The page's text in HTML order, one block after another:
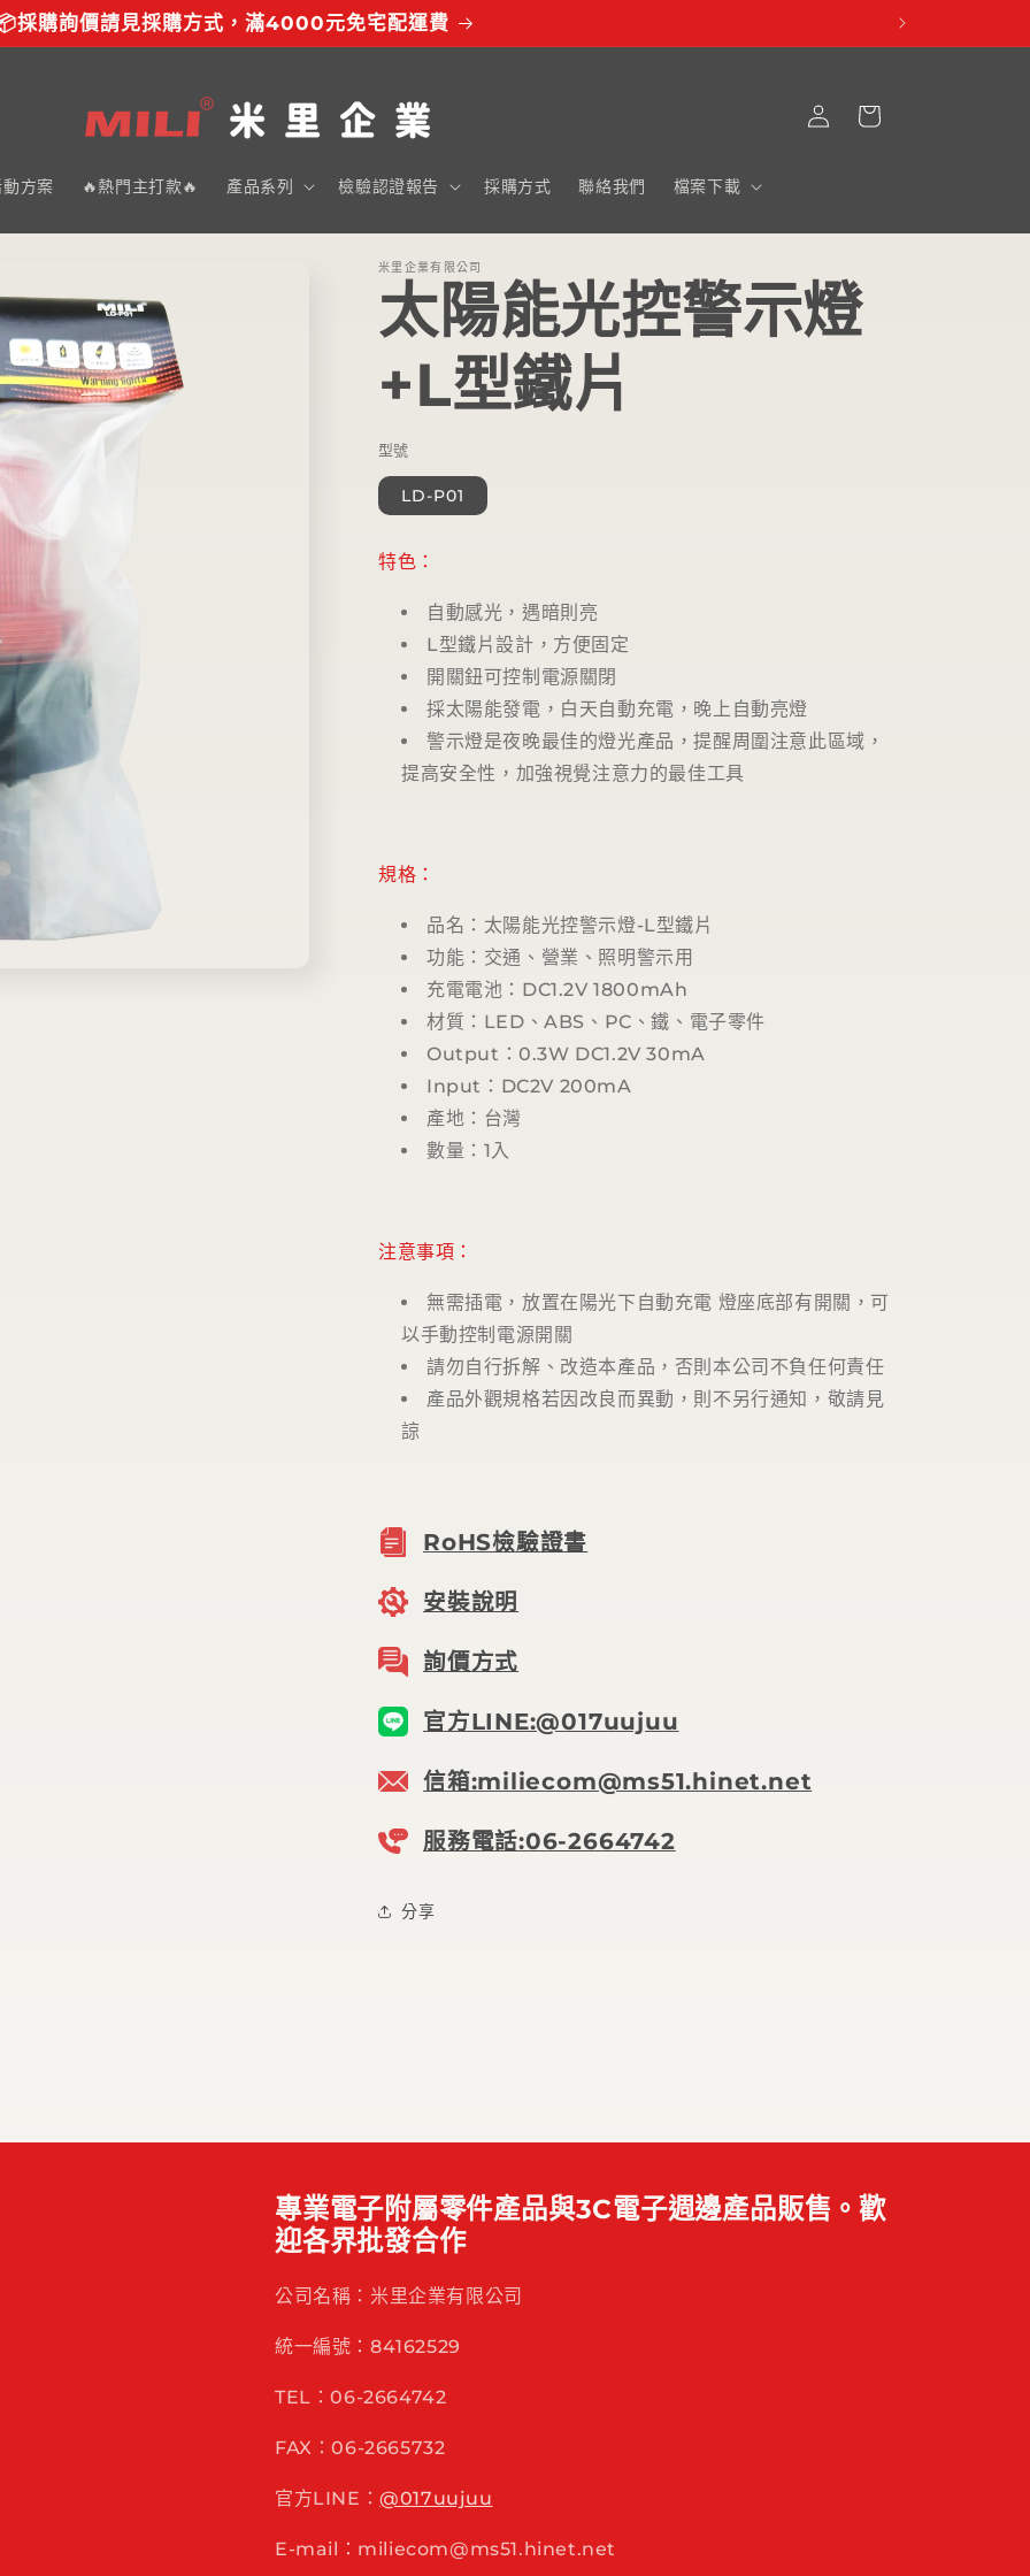
採購詢價請見採購方式，滿4000元免宅配運費
方案 🔥熱門主打款🔥 產品系列 檢驗認證報告 採購方式 聯絡我們 檔案下載
登
入
物
米里企業有限公司
太陽能光控警示燈
+L型鐵片
型號
LD-P01
特色：
自動感光，遇暗則亮
L型鐵片設計，方便固定
開關鈕可控制電源關閉
採太陽能發電，白天自動充電，晚上自動亮燈
警示燈是夜晚最佳的燈光產品，提醒周圍注意此區域，
提高安全性，加強視覺注意力的最佳工具
規格：
品名：太陽能光控警示燈-L型鐵片
功能：交通、營業、照明警示用
充電電池：DC1.2V 1800mAh
材質：LED、ABS、PC、鐵、電子零件
Output：0.3W DC1.2V 30mA
Input：DC2V 200mA
產地：台灣
數量：1入
注意事項：
無需插電，放置在陽光下自動充電 燈座底部有開關，可
以手動控制電源開關
請勿自行拆解、改造本產品，否則本公司不負任何責任
產品外觀規格若因改良而異動，則不另行通知，敬請見
諒
RoHS檢驗證書
安裝說明
詢價方式
官方LINE:@017uujuu
信箱:miliecom@ms51.hinet.net
服務電話:06-2664742
分享
專業電子附屬零件產品與3C電子週邊產品販售。歡
迎各界批發合作
公司名稱：米里企業有限公司
統一編號：84162529
TEL：06-2664742
FAX：06-2665732
官方LINE：@017uujuu
E-mail：miliecom@ms51.hinet.net